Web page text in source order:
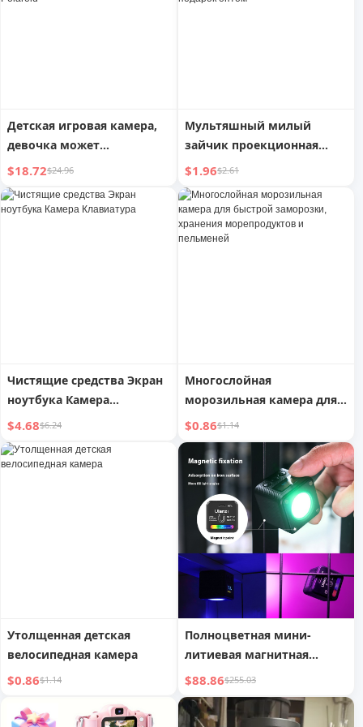
Детская игровая камера,
девочка может
фотографировать и
печатать, подарок на день
рождения для ребенка,
$18.72$24.96
Мультяшный милый
зайчик проекционная
камера брелок Год
Дракона подвеска для
школьной сумки милый
брелок маленький
подарок оптом
$1.96$2.61
Чистящие средства Экран
ноутбука Камера
Клавиатура
$4.68$6.24
Многослойная
морозильная камера для
быстрой заморозки,
хранения морепродуктов
и пельменей
$0.86$1.14
Утолщенная детская
велосипедная камера
$0.86$1.14
Полноцветная мини-
литиевая магнитная
камера, заполняющий
свет
$88.86$255.03